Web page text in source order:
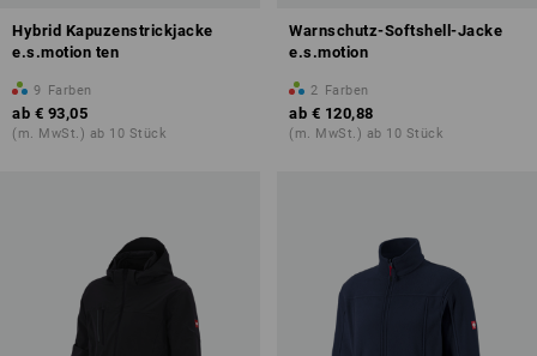
Hybrid Kapuzenstrickjacke
e.s.motion ten
9 Farben
ab € 93,05
(m. MwSt.) ab 10 Stück
Warnschutz-Softshell-Jacke
e.s.motion
2 Farben
ab € 120,88
(m. MwSt.) ab 10 Stück